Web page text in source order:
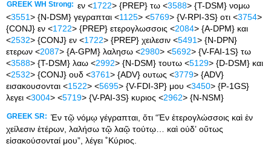
GREEK WH Strong: εν <1722> {PREP} τω <3588> {T-DSM} νομω
<3551> {N-DSM} γεγραπται <1125> <5769> {V-RPI-3S} οτι <3754>
{CONJ} εν <1722> {PREP} ετερογλωσσοις <2084> {A-DPM} και
<2532> {CONJ} εν <1722> {PREP} χειλεσιν <5491> {N-DPN}
ετερων <2087> {A-GPM} λαλησω <2980> <5692> {V-FAI-1S} τω
<3588> {T-DSM} λαω <2992> {N-DSM} τουτω <5129> {D-DSM} και
<2532> {CONJ} ουδ <3761> {ADV} ουτως <3779> {ADV}
εισακουσονται <1522> <5695> {V-FDI-3P} μου <3450> {P-1GS}
λεγει <3004> <5719> {V-PAI-3S} κυριος <2962> {N-NSM}
GREEK SR: Ἐν τῷ νόμῳ γέγραπται, ὅτι “Ἐν ἑτερογλώσσοις καὶ ἐν
χείλεσιν ἑτέρων, λαλήσω τῷ λαῷ τούτῳ… καὶ οὐδʼ οὕτως
εἰσακούσονταί μου”, λέγει ˚Κύριος.